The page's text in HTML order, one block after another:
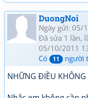
DuongNoi
Ngày gửi: 05/
Đã sửa 1 lần,
05/10/2011
Có
11 người
NHỮNG ĐIỀU KHÔNG